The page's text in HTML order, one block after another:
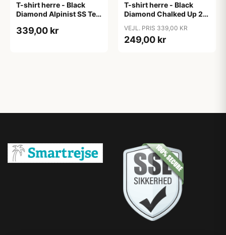
T-shirt herre - Black
Diamond Alpinist SS Tee
339,00 kr
T-shirt herre - Black
Diamond Chalked Up 2.0
VEJL. PRIS 339,00 KR
249,00 kr